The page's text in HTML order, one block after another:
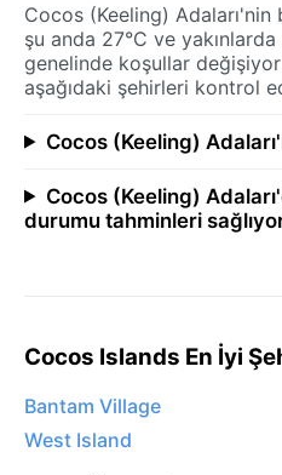
Cocos (Keeling)
şu anda 27°C ve
genelinde koşullar
aşağıdaki şehirleri kontrol
Cocos (Keeling)
Cocos (Keeling)
durumu tahminleri
Cocos Islands En İyi
Bantam Village
West Island